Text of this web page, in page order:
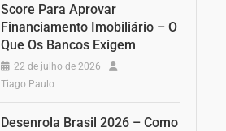
Score Para Aprovar
Financiamento Imobiliário – O
Que Os Bancos Exigem
22 de julho de 2026
Tiago Paulo
Desenrola Brasil 2026 – Como